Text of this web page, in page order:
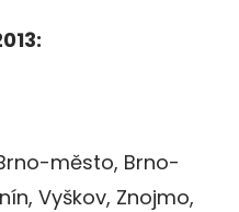
město, Brno-
Vyškov, Znojmo,